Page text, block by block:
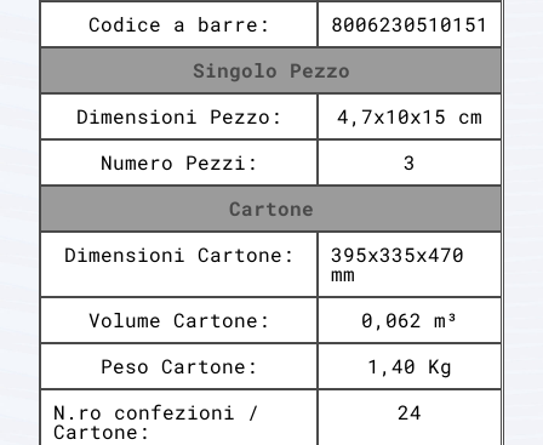
Codice a barre:
8006230510151
Singolo Pezzo
Dimensioni Pezzo:
4,7x10x15 cm
Numero Pezzi:
3
Cartone
Dimensioni Cartone:
395x335x470
mm
Volume Cartone:
0,062 m³
Peso Cartone:
1,40 Kg
N.ro confezioni /
Cartone:
24